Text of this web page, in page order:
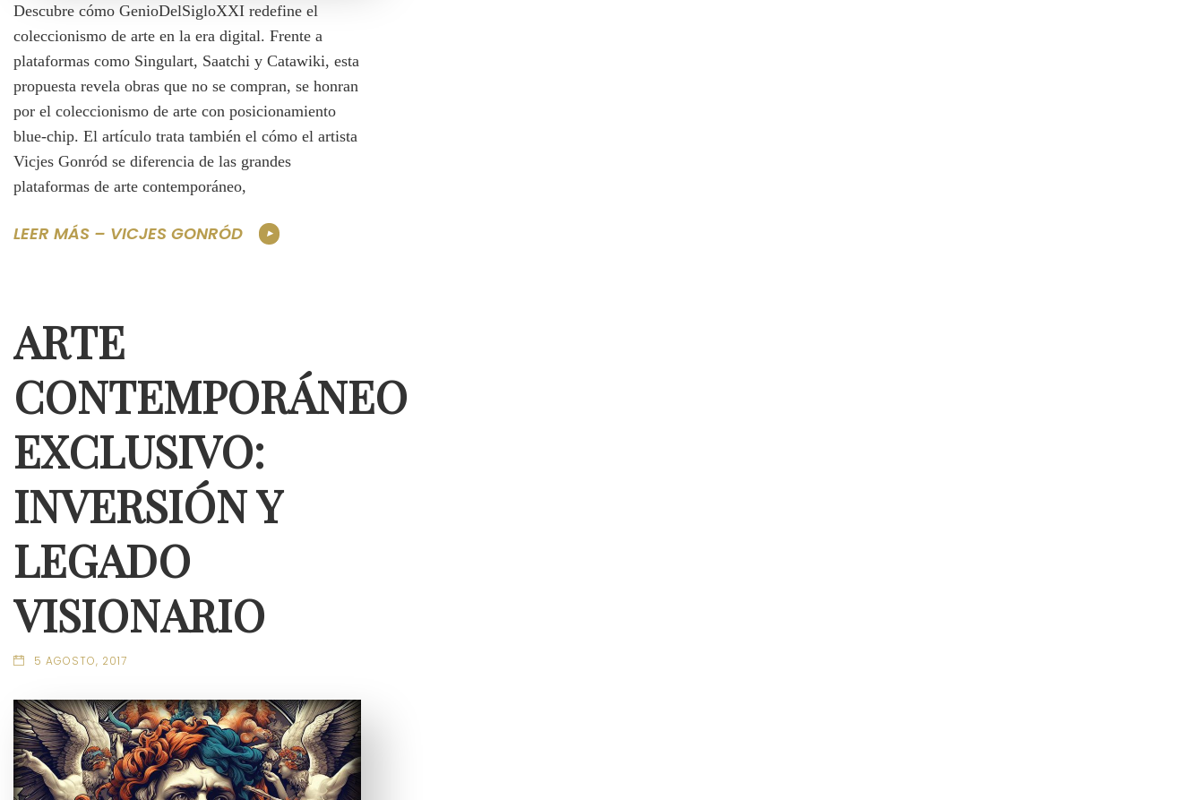
Descubre cómo GenioDelSigloXXI redefine el
coleccionismo de arte en la era digital. Frente a
plataformas como Singulart, Saatchi y Catawiki, esta
propuesta revela obras que no se compran, se honran
por el coleccionismo de arte con posicionamiento
blue-chip. El artículo trata también el cómo el artista
Vicjes Gonród se diferencia de las grandes
plataformas de arte contemporáneo,
LEER MÁS – VICJES GONRÓD
ARTE
CONTEMPORÁNEO
EXCLUSIVO:
INVERSIÓN Y
LEGADO
VISIONARIO
5 AGOSTO, 2017